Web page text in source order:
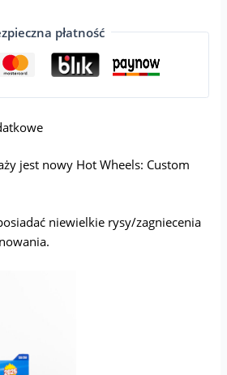
płatność
jest nowy Hot Wheels: Custom
niewielkie rysy/zagniecenia